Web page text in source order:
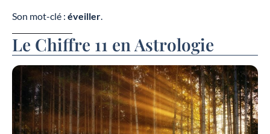
Son mot-clé : éveiller.
Le Chiffre 11 en Astrologie